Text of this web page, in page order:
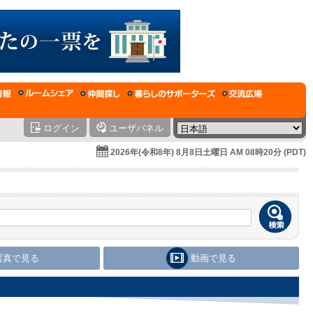
ログイン ユーザパネル
2026年(令和8年) 8月8日土曜日 AM 08時20分 (PDT)
真で見る 動画で見る